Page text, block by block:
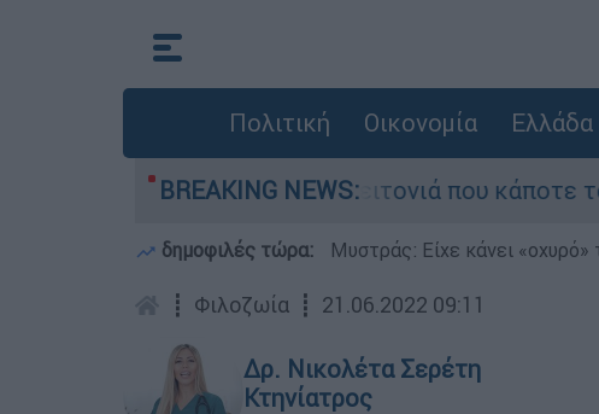
Πολιτική Οικονομία Ελλάδα
BREAKING NEWS:
μεγάλη φωτιά τη γειτονιά που κάποτε τους
δημοφιλές τώρα: Μυστράς: Είχε κάνει
┋ Φιλοζωία ┋ 21.06.2022 09:11
Δρ. Νικολέτα Σερέτη
Κτηνίατρος